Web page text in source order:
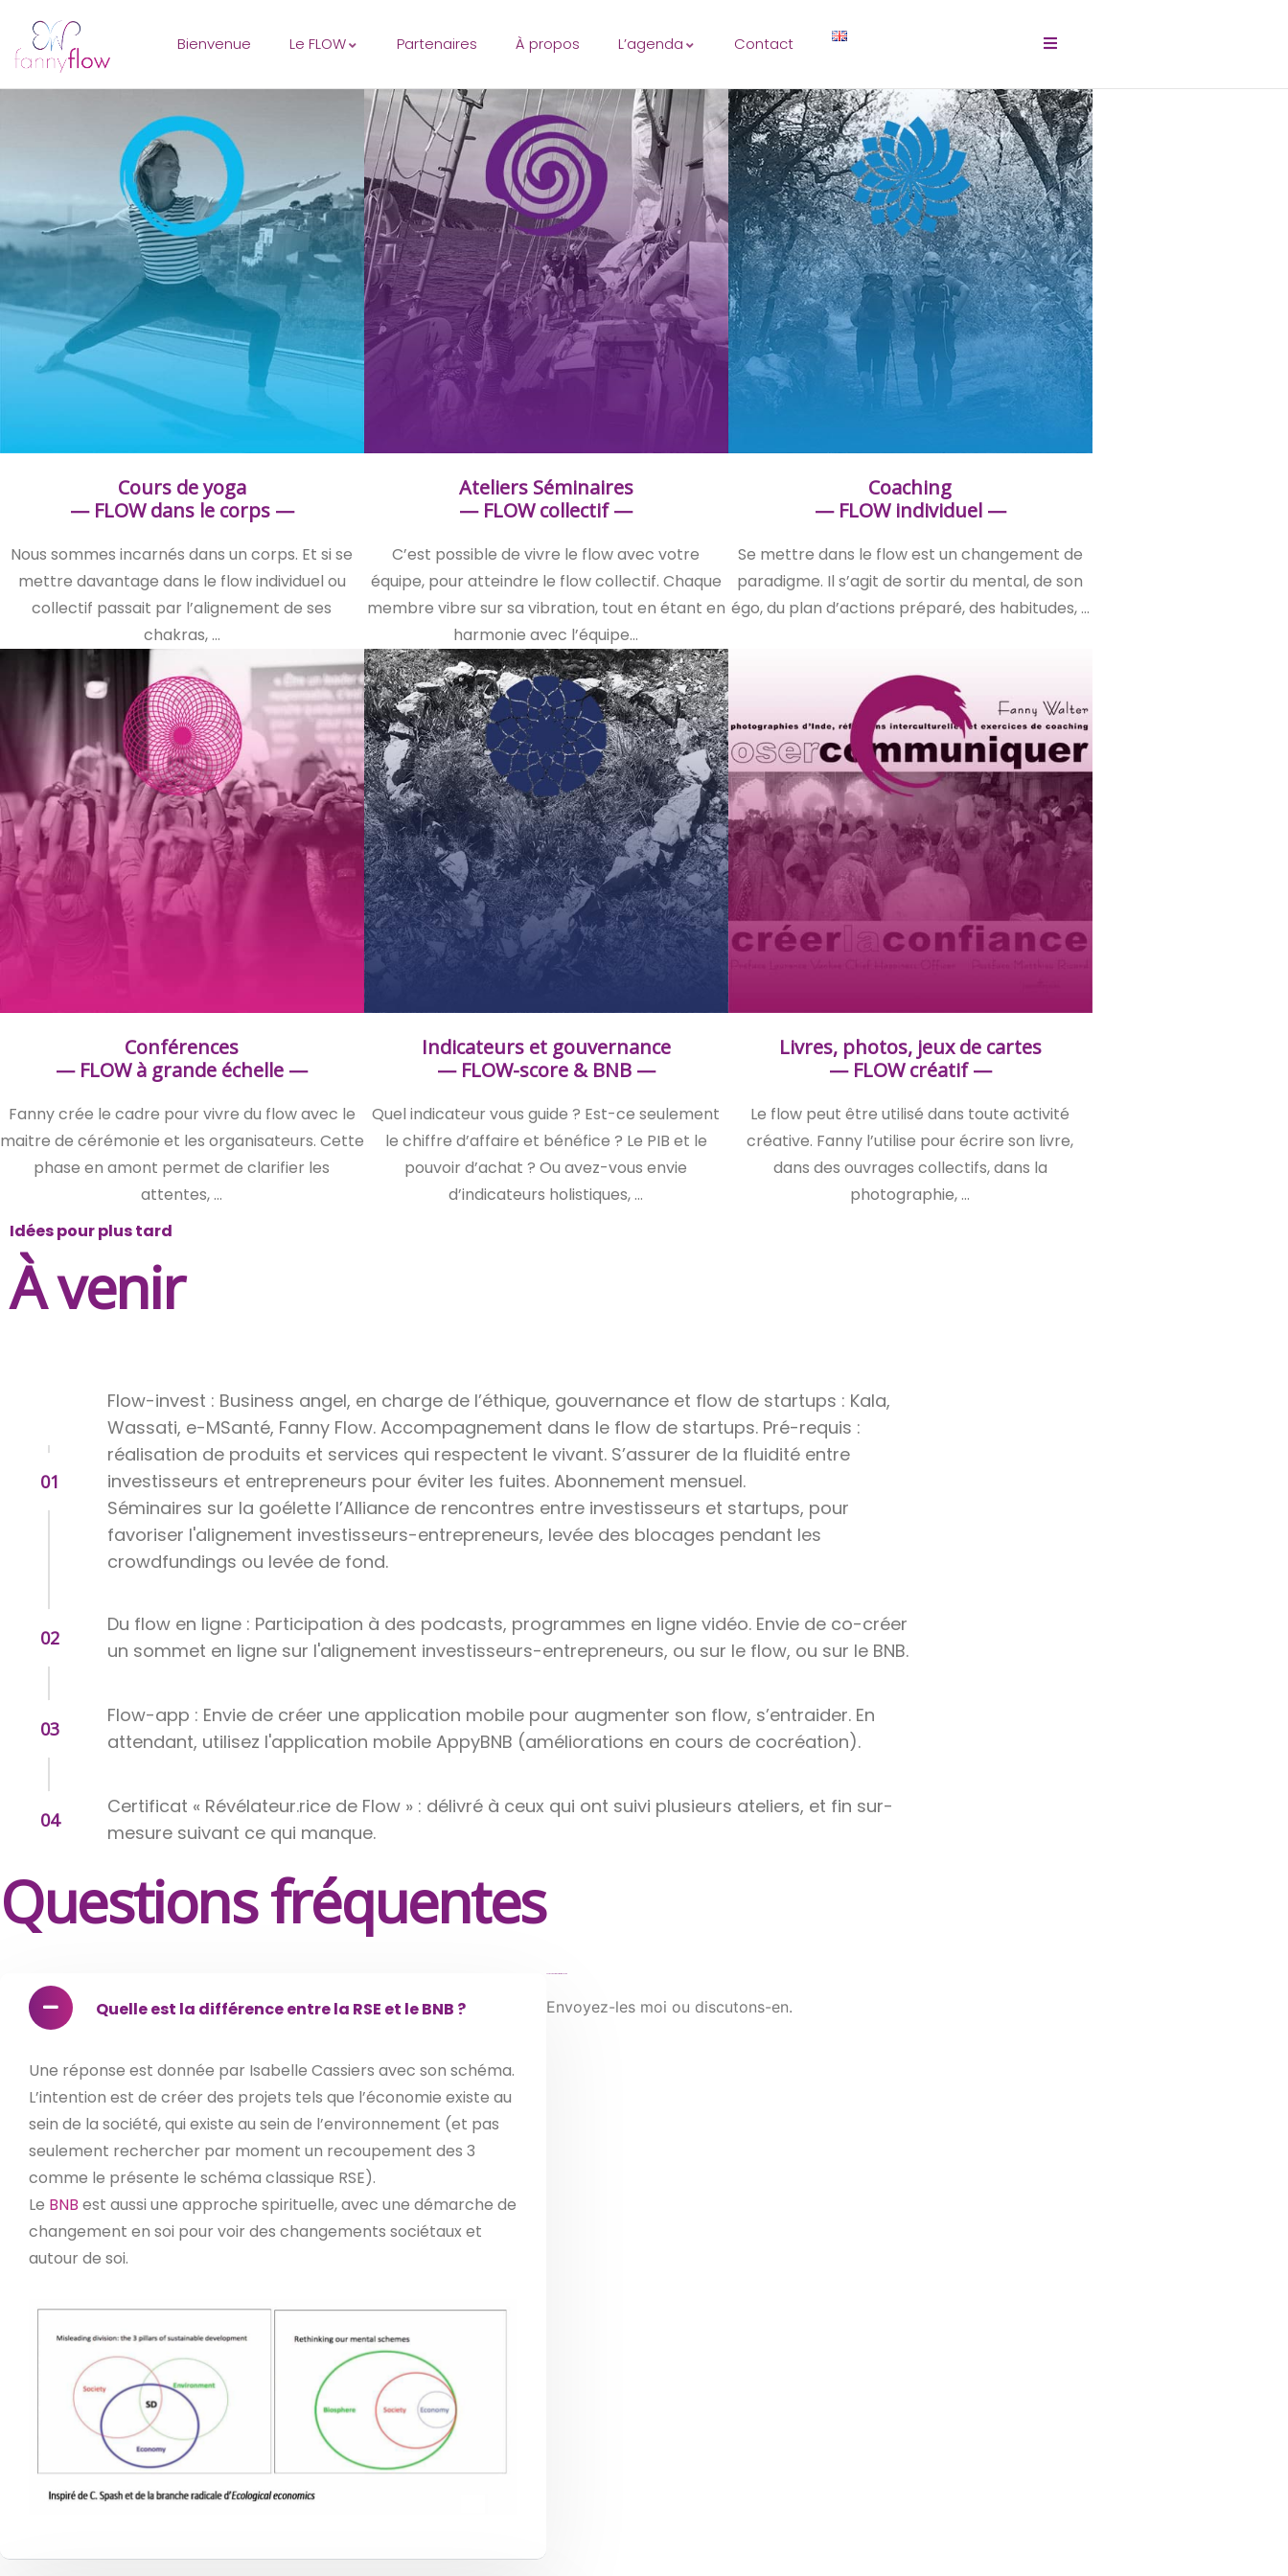
Bienvenue Le FLOW Partenaires À propos L’agenda Contact
Cours de yoga
— FLOW dans le corps —
Nous sommes incarnés dans un corps. Et si se
mettre davantage dans le flow individuel ou
collectif passait par l’alignement de ses
chakras, …
Ateliers Séminaires
— FLOW collectif —
C’est possible de vivre le flow avec votre
équipe, pour atteindre le flow collectif. Chaque
membre vibre sur sa vibration, tout en étant en
harmonie avec l’équipe…
Coaching
— FLOW individuel —
Se mettre dans le flow est un changement de
paradigme. Il s’agit de sortir du mental, de son
égo, du plan d’actions préparé, des habitudes, …
Conférences
— FLOW à grande échelle —
Fanny crée le cadre pour vivre du flow avec le
maitre de cérémonie et les organisateurs. Cette
phase en amont permet de clarifier les
attentes, …
Indicateurs et gouvernance
— FLOW-score & BNB —
Quel indicateur vous guide ? Est-ce seulement
le chiffre d’affaire et bénéfice ? Le PIB et le
pouvoir d’achat ? Ou avez-vous envie
d’indicateurs holistiques, …
Livres, photos, jeux de cartes
— FLOW créatif —
Le flow peut être utilisé dans toute activité
créative. Fanny l’utilise pour écrire son livre,
dans des ouvrages collectifs, dans la
photographie, …
Idées pour plus tard
À venir
01
Flow-invest : Business angel, en charge de l’éthique, gouvernance et flow de startups : Kala,
Wassati, e-MSanté, Fanny Flow. Accompagnement dans le flow de startups. Pré-requis :
réalisation de produits et services qui respectent le vivant. S’assurer de la fluidité entre
investisseurs et entrepreneurs pour éviter les fuites. Abonnement mensuel.
Séminaires sur la goélette l’Alliance de rencontres entre investisseurs et startups, pour
favoriser l'alignement investisseurs-entrepreneurs, levée des blocages pendant les
crowdfundings ou levée de fond.
02
Du flow en ligne : Participation à des podcasts, programmes en ligne vidéo. Envie de co-créer
un sommet en ligne sur l'alignement investisseurs-entrepreneurs, ou sur le flow, ou sur le BNB.
03
Flow-app : Envie de créer une application mobile pour augmenter son flow, s’entraider. En
attendant, utilisez l'application mobile AppyBNB (améliorations en cours de cocréation).
04
Certificat « Révélateur.rice de Flow » : délivré à ceux qui ont suivi plusieurs ateliers, et fin sur-
mesure suivant ce qui manque.
Questions fréquentes
Quelle est la différence entre la RSE et le BNB ?
Une réponse est donnée par Isabelle Cassiers avec son schéma.
L’intention est de créer des projets tels que l’économie existe au
sein de la société, qui existe au sein de l’environnement (et pas
seulement rechercher par moment un recoupement des 3
comme le présente le schéma classique RSE).
Le BNB est aussi une approche spirituelle, avec une démarche de
changement en soi pour voir des changements sociétaux et
autour de soi.
Envoyez-les moi ou discutons-en.